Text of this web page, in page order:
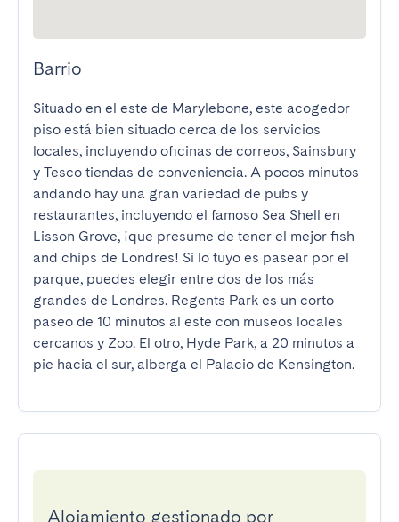
Barrio
Situado en el este de Marylebone, este acogedor
piso está bien situado cerca de los servicios
locales, incluyendo oficinas de correos, Sainsbury
y Tesco tiendas de conveniencia. A pocos minutos
andando hay una gran variedad de pubs y
restaurantes, incluyendo el famoso Sea Shell en
Lisson Grove, ¡que presume de tener el mejor fish
and chips de Londres! Si lo tuyo es pasear por el
parque, puedes elegir entre dos de los más
grandes de Londres. Regents Park es un corto
paseo de 10 minutos al este con museos locales
cercanos y Zoo. El otro, Hyde Park, a 20 minutos a
pie hacia el sur, alberga el Palacio de Kensington.
Alojamiento gestionado por